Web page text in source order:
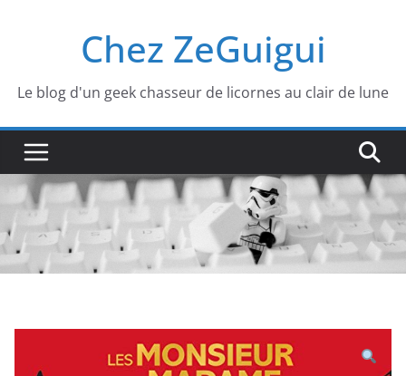
Chez ZeGuigui
Le blog d'un geek chasseur de licornes au clair de lune